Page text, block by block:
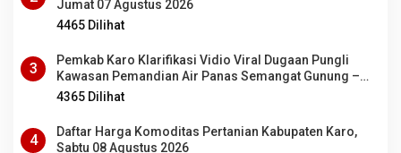
Jumat 07 Agustus 2026
4465 Dilihat
3
Pemkab Karo Klarifikasi Vidio Viral Dugaan Pungli
Kawasan Pemandian Air Panas Semangat Gunung –
Doulu
4365 Dilihat
4
Daftar Harga Komoditas Pertanian Kabupaten Karo,
Sabtu 08 Agustus 2026